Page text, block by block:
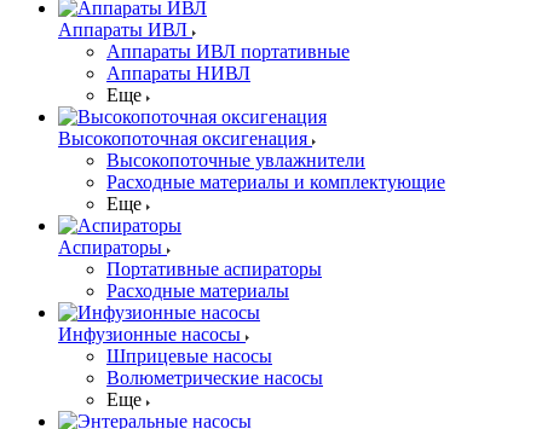
Аппараты ИВЛ
Аппараты ИВЛ портативные
Аппараты НИВЛ
Еще
Высокопоточная оксигенация
Высокопоточные увлажнители
Расходные материалы и комплектующие
Еще
Аспираторы
Портативные аспираторы
Расходные материалы
Инфузионные насосы
Шприцевые насосы
Волюметрические насосы
Еще